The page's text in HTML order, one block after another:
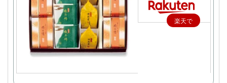
楽天で